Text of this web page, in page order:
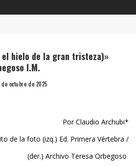
el hielo de la gran tristeza)»
I.M.
de octubre de 2025
Por Claudio Archubi*
de la foto (izq.) Ed. Primera Vértebra /
(der.) Archivo Teresa Orbegoso